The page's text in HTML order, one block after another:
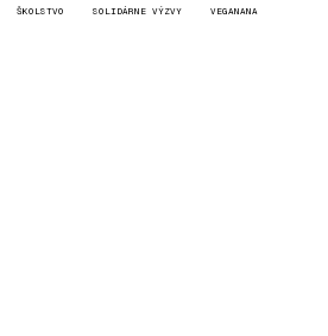
ŠKOLSTVO SOLIDÁRNE VÝZVY VEGANANA